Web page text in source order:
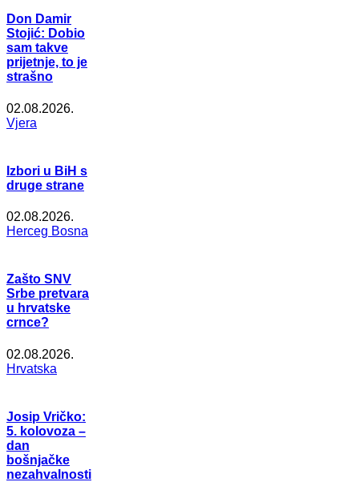
Don Damir
Stojić: Dobio
sam takve
prijetnje, to je
strašno
02.08.2026.
Vjera
Izbori u BiH s
druge strane
02.08.2026.
Herceg Bosna
Zašto SNV
Srbe pretvara
u hrvatske
crnce?
02.08.2026.
Hrvatska
Josip Vričko:
5. kolovoza –
dan
bošnjačke
nezahvalnosti